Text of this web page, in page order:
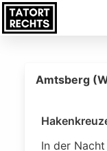
Amtsberg
In der